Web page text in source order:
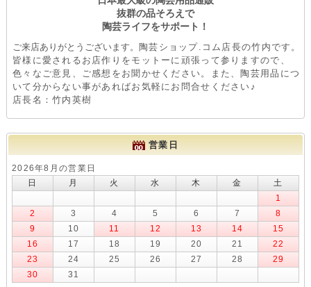
抜群の品そろえで
陶芸ライフをサポート！
ご来店ありがとうございます。 陶芸ショップ.コム店長の竹内です。
皆様に愛されるお店作りをモットーに頑張って参りますので、
色々なご意見、ご感想をお聞かせください。また、陶芸用品につ
いて分からない事があればお気軽にお問合せください♪
店長名：竹内英樹
営業日
2026年8月の営業日
日
月 火 水 木 金
土
1
2
3 4 5 6 7
8
9
10 11 12 13 14
15
16
17 18 19 20 21
22
23
24 25 26 27 28
29
30
31